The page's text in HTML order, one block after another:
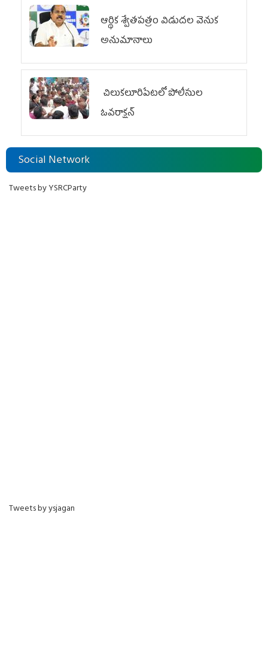
ఆర్థిక శ్వేతపత్రం విడుదల వెనుక
అనుమానాలు
చిలుక‌లూరిపేట‌లో పోలీసుల
ఓవ‌రాక్ష‌న్‌
Social Network
Tweets by YSRCParty
Tweets by ysjagan